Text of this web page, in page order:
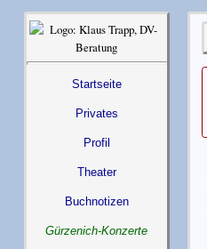
Startseite
Privates
Profil
Theater
Buchnotizen
Gürzenich-Konzerte